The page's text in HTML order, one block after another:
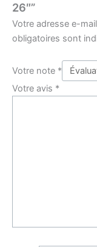
26″”
Votre adresse e-
obligatoires sont
Votre note *
Votre avis *